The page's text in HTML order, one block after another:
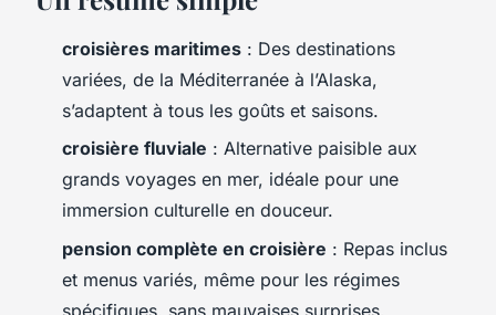
croisières maritimes : Des destinations
variées, de la Méditerranée à l’Alaska,
s’adaptent à tous les goûts et saisons.
croisière fluviale : Alternative paisible aux
grands voyages en mer, idéale pour une
immersion culturelle en douceur.
pension complète en croisière : Repas inclus
et menus variés, même pour les régimes
spécifiques, sans mauvaises surprises.